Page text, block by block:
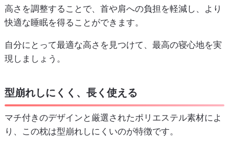
高さを調整することで、首や肩への負担を軽減し、より
快適な睡眠を得ることができます。
自分にとって最適な高さを見つけて、最高の寝心地を実
現しましょう。
型崩れしにくく、長く使える
マチ付きのデザインと厳選されたポリエステル素材によ
り、この枕は型崩れしにくいのが特徴です。